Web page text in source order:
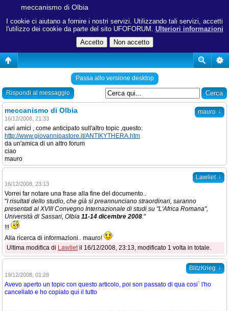
I cookie ci aiutano a fornire i nostri servizi. Utilizzando tali servizi, accetti
l'utilizzo dei cookie da parte del sito UFOFORUM. Ulteriori informazioni
meccanismo di Olbia
Passa allo versione desktop
Rispondi al messaggio
mauro ↓
meccanismo di Olbia
16/12/2008, 21:33
cari amici , come anticipato sull'altro topic ,questo:
http://www.giovannipastore.it/ANTIKYTHERA.htm
da un'amica di un altro forum
ciao
mauro
Lawliet ↓
16/12/2008, 23:13
Vorrei far notare una frase alla fine del documento..
"I risultati dello studio, che già si preannunciano straordinari, saranno
presentati al XVIII Convegno Internazionale di studi su "L'Africa Romana",
Università di Sassari, Olbia 11-14 dicembre 2008."
!!!
Alla ricerca di informazioni.. mauro!
Ultima modifica di Lawlietil 16/12/2008, 23:13, modificato 1 volta in totale.
BlitzKrieg ↓
19/12/2008, 01:28
Avevo aperto un topic con questo articolo, poi son passato di qua cosi` l'ho
cancellato e ho copiato qui il tutto